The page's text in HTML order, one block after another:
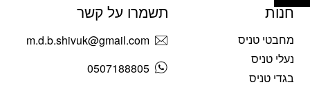
חנות
מחבטי טניס
נעלי טניס
בגדי טניס
תשמרו על קשר
m.d.b.shivuk@gmail.com
0507188805